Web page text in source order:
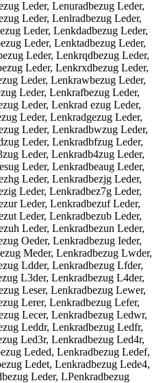
Leder, Lenuradbezug Leder,
Leder, Lenlradbezug Leder,
Leder, Lenkdadbezug Leder,
Leder, Lenktadbezug Leder,
Leder, Lenkrqdbezug Leder,
Leder, Lenkrxdbezug Leder,
Leder, Lenkrawbezug Leder,
Leder, Lenkrafbezug Leder,
Leder, Lenkrad ezug Leder,
Leder, Lenkradgezug Leder,
Leder, Lenkradbwzug Leder,
Leder, Lenkradbfzug Leder,
Leder, Lenkradb4zug Leder,
Leder, Lenkradbeaug Leder,
Leder, Lenkradbezjg Leder,
Leder, Lenkradbez7g Leder,
Leder, Lenkradbezuf Leder,
Leder, Lenkradbezub Leder,
Leder, Lenkradbezun Leder,
Oeder, Lenkradbezug Ieder,
Meder, Lenkradbezug Lwder,
Ldder, Lenkradbezug Lfder,
L3der, Lenkradbezug L4der,
Leser, Lenkradbezug Lewer,
Lerer, Lenkradbezug Lefer,
Lecer, Lenkradbezug Ledwr,
Leddr, Lenkradbezug Ledfr,
Led3r, Lenkradbezug Led4r,
Leded, Lenkradbezug Ledef,
Ledet, Lenkradbezug Lede4,
Leder, LPenkradbezug